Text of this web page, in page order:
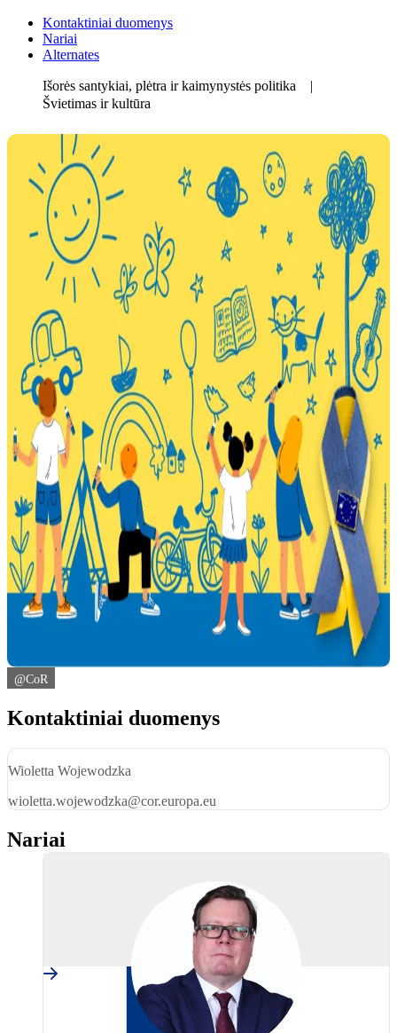
Kontaktiniai duomenys
Nariai
Alternates
Išorės santykiai, plėtra ir kaimynystės politika
Švietimas ir kultūra
@CoR
Kontaktiniai duomenys
Wioletta Wojewodzka
wioletta.wojewodzka@cor.europa.eu
Nariai